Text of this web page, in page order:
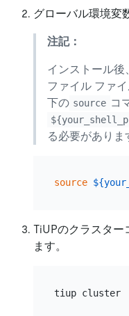
グローバル環境変
注記：
インストール後
ファイル ファ
下の source コ
る必要がありま
source
TiUPのクラスター
ます。
tiup cluster